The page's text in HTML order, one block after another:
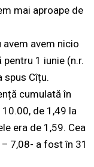
mai aproape de
avem nicio
1 iunie (n.r.
spus Cîțu.
cumulată în
de 1,49 la
era de 1,59. Cea
7,08- a fost în 31